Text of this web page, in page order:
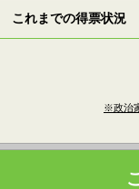
これまでの得票状況
※政治